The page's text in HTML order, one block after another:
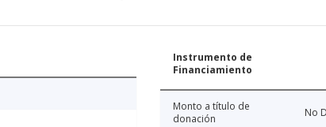
Instrumento de
Financiamiento
Monto a título de
donación
No